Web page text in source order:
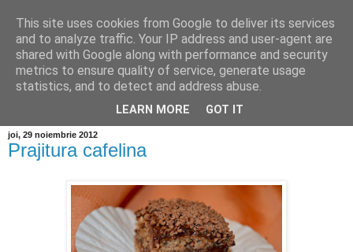
joi, 29 noiembrie 2012
Prajitura cafelina
This site uses cookies from Google to deliver its services
and to analyze traffic. Your IP address and user-agent are
shared with Google along with performance and security
metrics to ensure quality of service, generate usage
statistics, and to detect and address abuse.
LEARN MORE GOT IT